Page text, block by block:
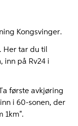
Kongsvinger.
Her tar du til
inn på Rv24 i
første avkjøring
i 60-sonen, der
1km".